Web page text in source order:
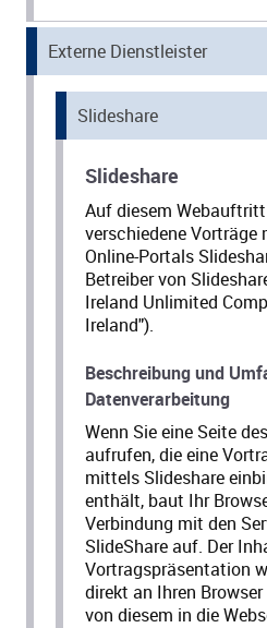
Externe Dienstleister
Slideshare
Slideshare
Auf diesem
verschiedene Vorträge
Online-Portals
Betreiber von
Ireland Unlimited
Ireland").
Beschreibung und
Datenverarbeitung
Wenn Sie eine Seite
aufrufen, die eine
mittels Slideshare
enthält, baut Ihr
Verbindung mit den
SlideShare auf. Der
Vortragspräsentation
direkt an Ihren
von diesem in die